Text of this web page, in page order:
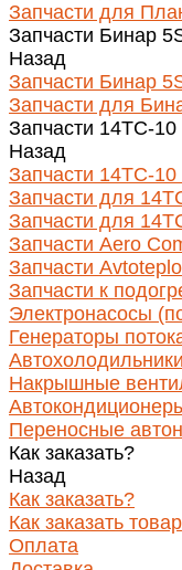
Запчасти для
Запчасти Бинар
Назад
Запчасти Бинар
Запчасти для
Запчасти 14ТС-
Назад
Запчасти 14ТС-
Запчасти для
Запчасти для
Запчасти Aero
Запчасти Avtoteplo
Запчасти к
Электронасосы
Генераторы
Автохолодильники
Накрышные
Переносные
Как заказать?
Назад
Как заказать?
Как заказать товар
Оплата